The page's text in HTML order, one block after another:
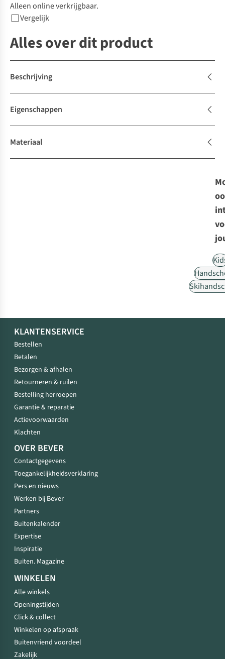
Alleen online verkrijgbaar.
Vergelijk
Alles over dit product
Beschrijving
Eigenschappen
Materiaal
KLANTENSERVICE
Bestellen
Betalen
Bezorgen & afhalen
Retourneren & ruilen
Bestelling herroepen
Garantie & reparatie
Actievoorwaarden
Klachten
OVER BEVER
Contactgegevens
Toegankelijkheidsverklaring
Pers en nieuws
Werken bij Bever
Partners
Buitenkalender
Expertise
Inspiratie
Buiten. Magazine
WINKELEN
Alle winkels
Openingstijden
Click & collect
Winkelen op afspraak
Buitenvriend voordeel
Zakelijk